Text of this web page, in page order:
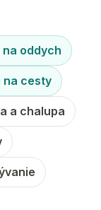
oddych
na cesty
a chalupa